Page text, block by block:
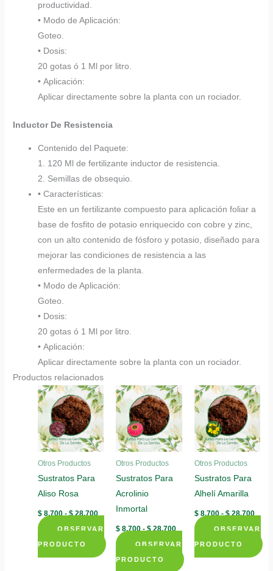
productividad.
• Modo de Aplicación:
Goteo.
• Dosis:
20 gotas ó 1 Ml por litro.
• Aplicación:
Aplicar directamente sobre la planta con un rociador.
Inductor De Resistencia
Contenido del Paquete:
1. 120 Ml de fertilizante inductor de resistencia.
2. Semillas de obsequio.
• Características:
Este en un fertilizante compuesto para aplicación foliar a
base de fosfito de potasio enriquecido con cobre y zinc,
con un alto contenido de fósforo y potasio, diseñado para
mejorar las condiciones de resistencia a las
enfermedades de la planta.
• Modo de Aplicación:
Goteo.
• Dosis:
20 gotas ó 1 Ml por litro.
• Aplicación:
Aplicar directamente sobre la planta con un rociador.
Productos relacionados
Otros Productos
Sustratos Para
Aliso Rosa
$ 8.700 - $28.700 Rango
precios:
desde
$ 8.700
hasta
OBSERVAR
PRODUCTO
Este
Otros Productos
Sustratos Para
Acrolinio
Inmortal
$ 8.700 - $28.700 Rango
precios:
desde
$ 8.700
OBSERVAR
PRODUCTO
Otros Productos
Sustratos Para
Alhelí Amarilla
$8.700 - $28.700
$
hasta
OBSERVAR
PRODUCTO
Este